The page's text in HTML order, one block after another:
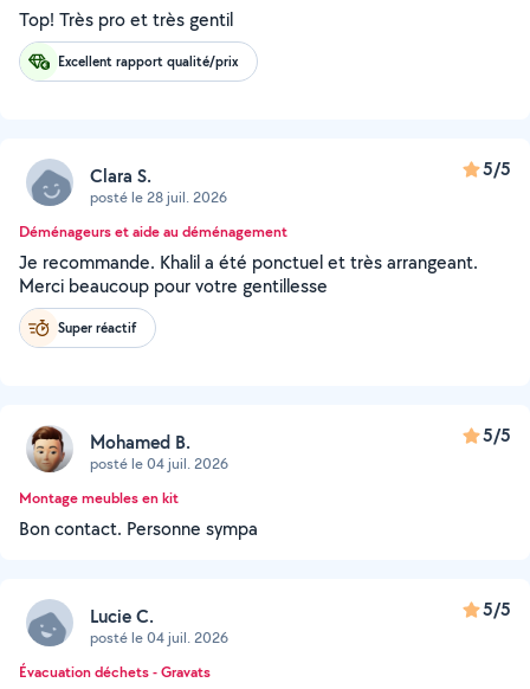
Top! Très pro et très gentil
Excellent rapport qualité/prix
Clara S.
posté le 28 juil. 2026
5/5
Déménageurs et aide au déménagement
Je recommande. Khalil a été ponctuel et très arrangeant.
Merci beaucoup pour votre gentillesse
Super réactif
Mohamed B.
posté le 04 juil. 2026
5/5
Montage meubles en kit
Bon contact. Personne sympa
Lucie C.
posté le 04 juil. 2026
5/5
Évacuation déchets - Gravats